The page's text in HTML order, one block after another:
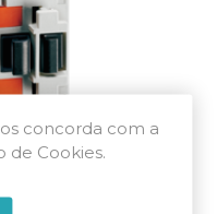
concorda com a
de Cookies.